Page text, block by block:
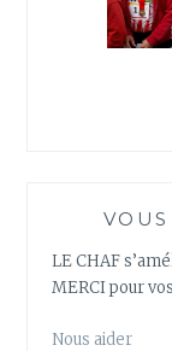
LE CHAF
MERCI pour
Nous aider